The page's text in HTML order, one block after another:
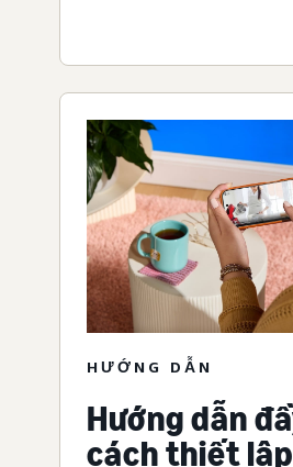
HƯỚNG DẪN
Hướng dẫn
cách thiết